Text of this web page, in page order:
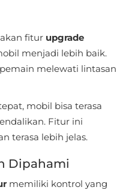
fitur upgrade
menjadi lebih baik.
melewati lintasan
mobil bisa terasa
Fitur ini
terasa lebih jelas.
Dipahami
memiliki kontrol yang